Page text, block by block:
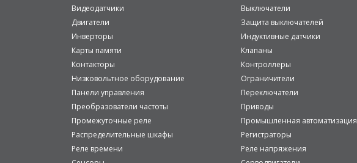
Видеодатчики
Выключатели
Двигатели
Защита выключателей
Инверторы
Индуктивные датчики
Карты памяти
Клапаны
Контакторы
Контроллеры
Низковольтное оборудование
Ограничители
Панели управления
Переключатели
Преобразователи частоты
Приводы
Промежуточные реле
Промышленная автоматизация
Распределительные шкафы
Регистраторы
Реле времени
Реле напряжения